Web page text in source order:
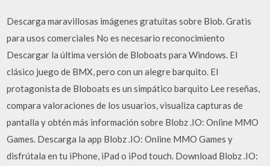
Descarga maravillosas imágenes gratuitas sobre Blob. Gratis
para usos comerciales No es necesario reconocimiento
Descargar la última versión de Bloboats para Windows. El
clásico juego de BMX, pero con un alegre barquito. El
protagonista de Bloboats es un simpático barquito ‎Lee reseñas,
compara valoraciones de los usuarios, visualiza capturas de
pantalla y obtén más información sobre Blobz .IO: Online MMO
Games. Descarga la app Blobz .IO: Online MMO Games y
disfrútala en tu iPhone, iPad o iPod touch. Download Blobz .IO: